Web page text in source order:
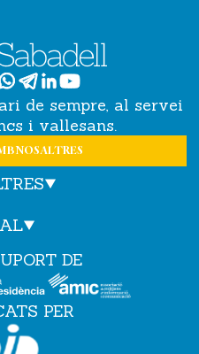
de sempre, al servei
i vallesans.
NOSALTRES
DE
PER